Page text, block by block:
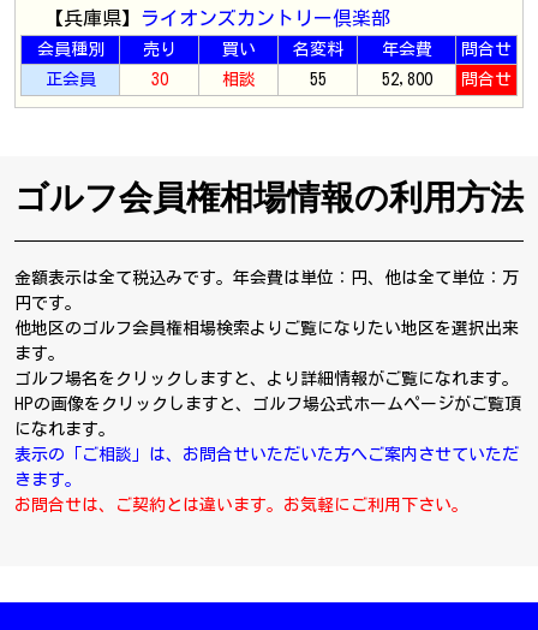
【兵庫県】 ライオンズカントリー倶楽部
会員種別 売り 買い 名変料 年会費
問合せ
正会員
30 相談 55 52,800 問合せ
ゴルフ会員権相場情報の利用方法
金額表示は全て税込みです。年会費は単位：円、他は全て単位：万
円です。
他地区のゴルフ会員権相場検索よりご覧になりたい地区を選択出来
ます。
ゴルフ場名をクリックしますと、より詳細情報がご覧になれます。
HPの画像をクリックしますと、ゴルフ場公式ホームページがご覧頂
になれます。
表示の「ご相談」は、お問合せいただいた方へご案内させていただ
きます。
お問合せは、ご契約とは違います。お気軽にご利用下さい。